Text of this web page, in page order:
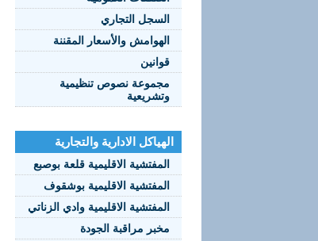
السجل التجاري
الهوامش والأسعار المقننة
قوانين
مجموعة نصوص تنظيمية
وتشريعية
الهياكل الادارية والتجارية
المفتشية الاقليمية قلعة بوصبع
المفتشية الاقليمية بوشقوف
المفتشية الاقليمية وادي الزناتي
مخبر مراقبة الجودة